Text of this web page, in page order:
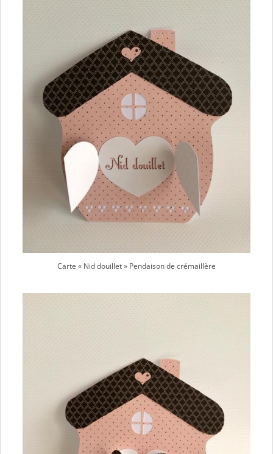
Carte « Nid douillet » Pendaison de crémaillère